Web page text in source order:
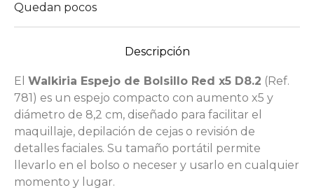
Quedan pocos
Descripción
El Walkiria Espejo de Bolsillo Red x5 D8.2 (Ref.
781) es un espejo compacto con aumento x5 y
diámetro de 8,2 cm, diseñado para facilitar el
maquillaje, depilación de cejas o revisión de
detalles faciales. Su tamaño portátil permite
llevarlo en el bolso o neceser y usarlo en cualquier
momento y lugar.